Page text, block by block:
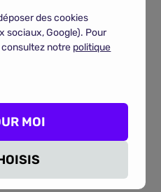
sa consultation 74 €
une garantie forte
votre reste à charge.
formule renforcée
concernant
des cookies
sociaux, Google). Pour
notre politique
MOI